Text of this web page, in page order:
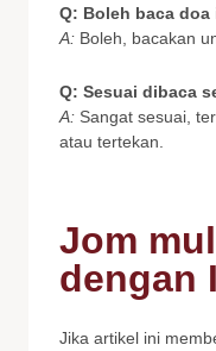
Q: Boleh baca
A: Boleh, bacakan
Q: Sesuai dibaca
A: Sangat sesuai,
atau tertekan.
Jom
dengan
Jika artikel ini